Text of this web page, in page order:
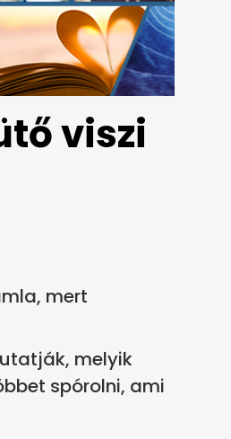
viszi
mert
melyik
spórolni, ami